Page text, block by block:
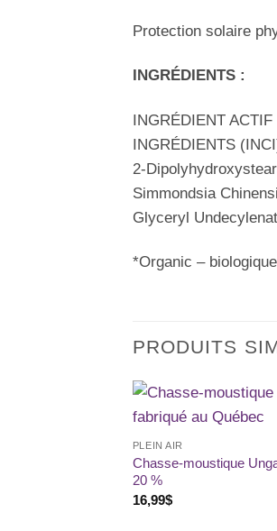
Protection solaire
INGRÉDIENTS :
INGRÉDIENT
INGRÉDIENTS
2-
Simmondsia
Glyceryl
*Organic – biologique
PRODUITS
PLEIN AIR
Chasse-moustique
20 %
16,99$